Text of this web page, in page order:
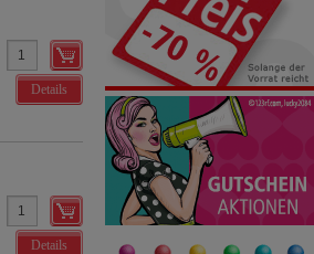
Details
Details